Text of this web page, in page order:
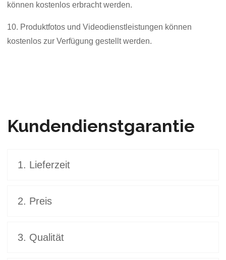
können kostenlos erbracht werden.
10. Produktfotos und Videodienstleistungen können
kostenlos zur Verfügung gestellt werden.
Kundendienstgarantie
1. Lieferzeit
2. Preis
3. Qualität